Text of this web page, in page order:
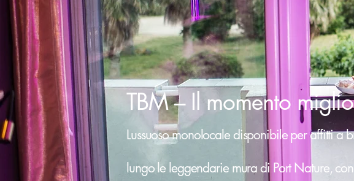
TBM – Il momento
Lussuoso monolocale disponibile per affitti a
lungo le leggendarie mura di Port Nature,